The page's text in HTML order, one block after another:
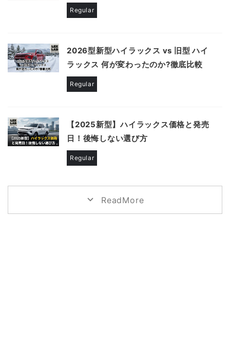
Regular
2026型新型ハイラックス vs 旧型 ハイ
ラックス 何が変わったのか?徹底比較
Regular
【2025新型】ハイラックス価格と発売
日！後悔しない選び方
Regular
ReadMore